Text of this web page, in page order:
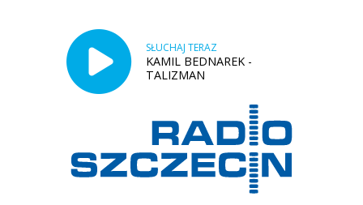
SŁUCHAJ TERAZ
KAMIL BEDNAREK -
TALIZMAN